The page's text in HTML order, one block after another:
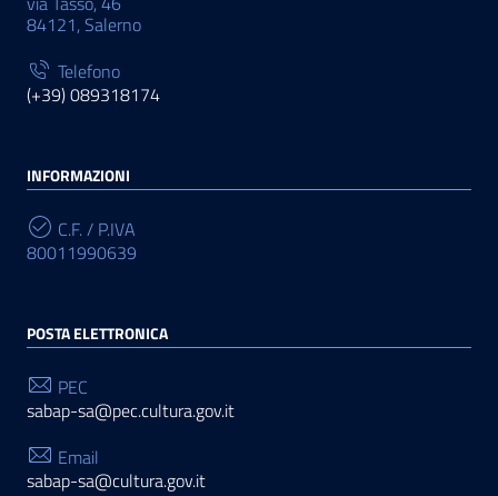
84121, Salerno
Telefono
(+39) 089318174
INFORMAZIONI
C.F. / P.IVA
80011990639
POSTA ELETTRONICA
PEC
sabap-sa@pec.cultura.gov.it
Email
sabap-sa@cultura.gov.it